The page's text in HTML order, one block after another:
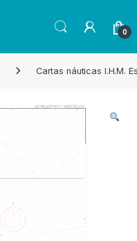
0
Cartas náuticas I.H.M.